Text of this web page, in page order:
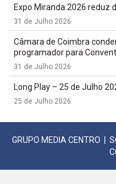
Expo Miranda 2026 reduz
31 de Julho 2026
Câmara de Coimbra
programador para
31 de Julho 2026
Long Play – 25 de Julho
25 de Julho 2026
GRUPO MEDIA CENTRO